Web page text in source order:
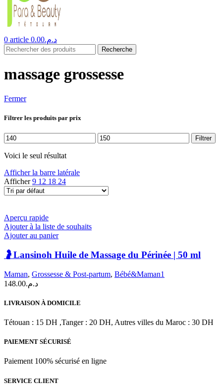
0 article د.م.0.00
Recherche
massage grossesse
Fermer
Filtrer les produits par prix
Prix
min
Prix
max
Filtrer
Voici le seul résultat
Afficher la barre latérale
Afficher9 12 18 24
Aperçu rapide
Ajouter à la liste de souhaits
Ajouter au panier
🤰Lansinoh Huile de Massage du Périnée | 50 ml
Maman, Grossesse & Post-partum, Bébé&Maman1
د.م.148.00
LIVRAISON À DOMICILE
Tétouan : 15 DH ,Tanger : 20 DH, Autres villes du Maroc : 30 DH
PAIEMENT SÉCURISÉ
Paiement 100% sécurisé en ligne
SERVICE CLIENT